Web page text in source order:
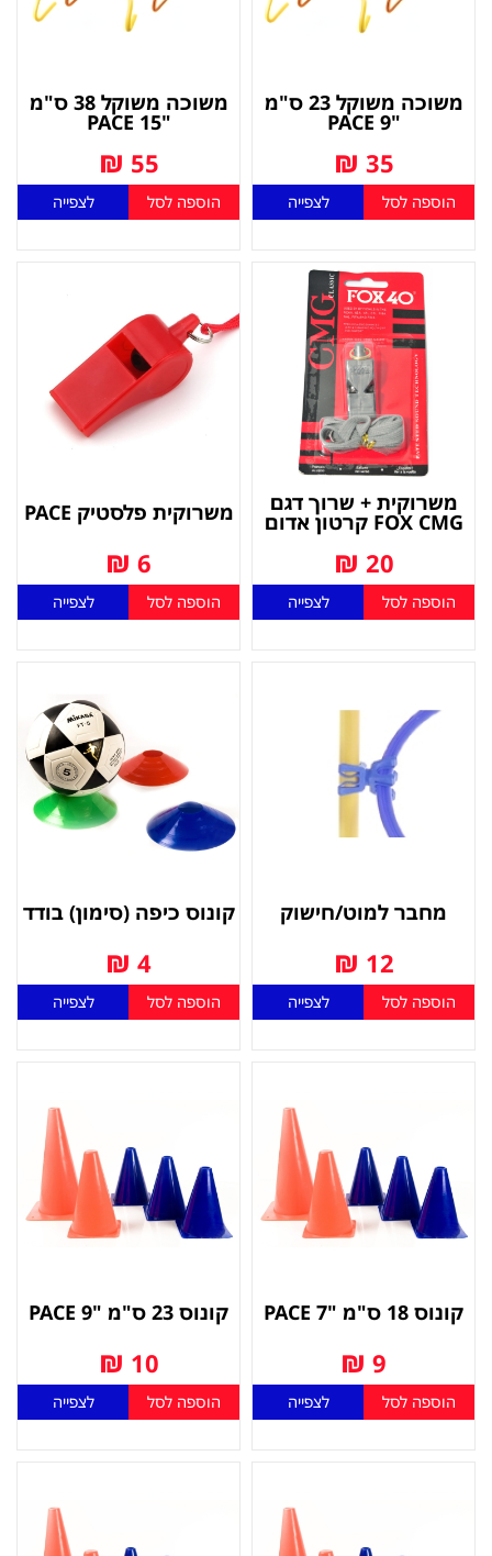
משוכה משוקל 23 ס"מ
"9 PACE
35
₪
הוספה לסל לצפייה
משוכה משוקל 38 ס"מ
"15 PACE
55
₪
הוספה לסל לצפייה
משרוקית + שרוך דגם
FOX CMG קרטון אדום
20
₪
הוספה לסל לצפייה
משרוקית פלסטיק PACE
6
₪
הוספה לסל לצפייה
מחבר למוט/חישוק
12
₪
הוספה לסל לצפייה
קונוס כיפה (סימון) בודד
4
₪
הוספה לסל לצפייה
קונוס 18 ס"מ "7 PACE
9
₪
הוספה לסל לצפייה
קונוס 23 ס"מ "9 PACE
10
₪
הוספה לסל לצפייה